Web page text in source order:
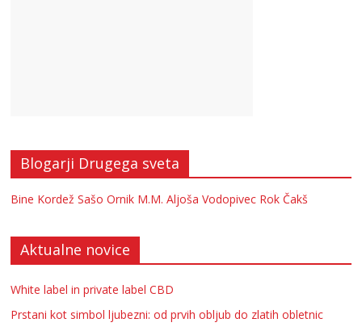
Blogarji Drugega sveta
Bine Kordež Sašo Ornik M.M. Aljoša Vodopivec Rok Čakš
Aktualne novice
White label in private label CBD
Prstani kot simbol ljubezni: od prvih obljub do zlatih obletnic